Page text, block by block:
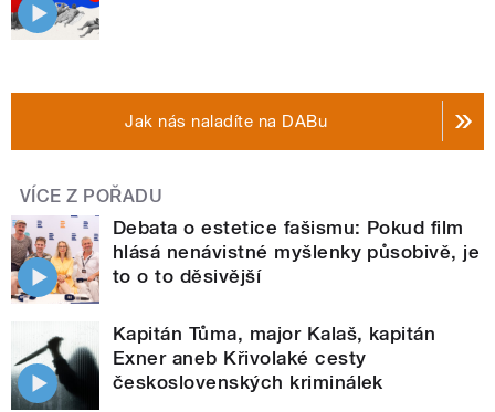
Jak nás naladíte na DABu
VÍCE Z POŘADU
Debata o estetice fašismu: Pokud film
hlásá nenávistné myšlenky působivě, je
to o to děsivější
Kapitán Tůma, major Kalaš, kapitán
Exner aneb Křivolaké cesty
československých kriminálek